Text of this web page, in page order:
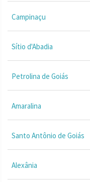
Campinaçu
Sítio d'Abadia
Petrolina de Goiás
Amaralina
Santo Antônio de Goiás
Alexânia